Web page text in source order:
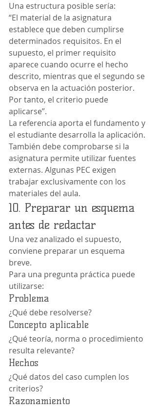
Una estructura posible sería:
“El material de la asignatura
establece que deben cumplirse
determinados requisitos. En el
supuesto, el primer requisito
aparece cuando ocurre el hecho
descrito, mientras que el segundo se
observa en la actuación posterior.
Por tanto, el criterio puede
aplicarse”.
La referencia aporta el fundamento y
el estudiante desarrolla la aplicación.
También debe comprobarse si la
asignatura permite utilizar fuentes
externas. Algunas PEC exigen
trabajar exclusivamente con los
materiales del aula.
10. Preparar un esquema
antes de redactar
Una vez analizado el supuesto,
conviene preparar un esquema
breve.
Para una pregunta práctica puede
utilizarse:
Problema
¿Qué debe resolverse?
Concepto aplicable
¿Qué teoría, norma o procedimiento
resulta relevante?
Hechos
¿Qué datos del caso cumplen los
criterios?
Razonamiento